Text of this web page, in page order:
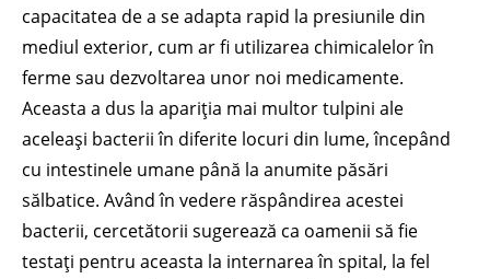
capacitatea de a se adapta rapid la presiunile din
mediul exterior, cum ar fi utilizarea chimicalelor în
ferme sau dezvoltarea unor noi medicamente.
Aceasta a dus la apariția mai multor tulpini ale
aceleași bacterii în diferite locuri din lume, începând
cu intestinele umane până la anumite păsări
sălbatice. Având în vedere răspândirea acestei
bacterii, cercetătorii sugerează ca oamenii să fie
testați pentru aceasta la internarea în spital, la fel